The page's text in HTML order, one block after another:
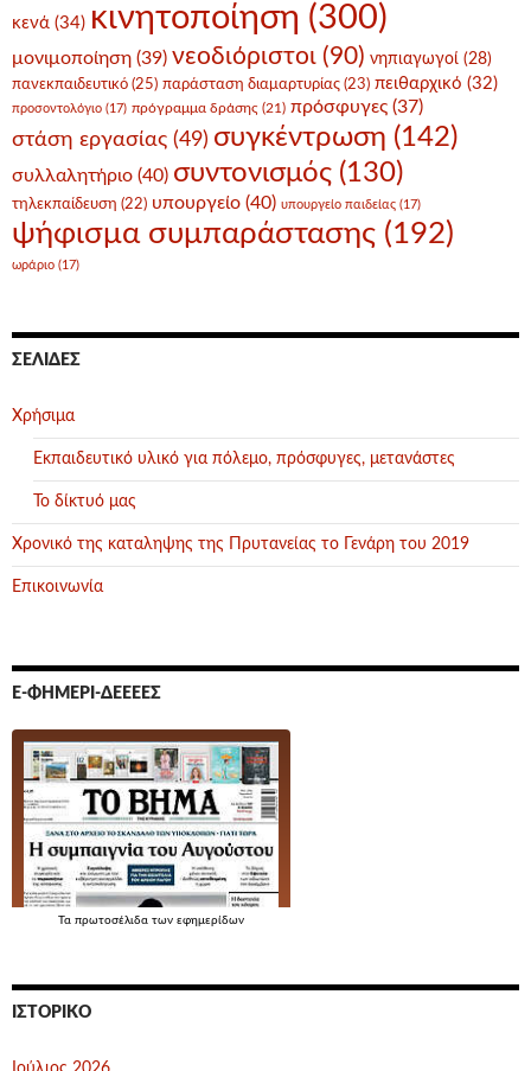
κενά (34) κινητοποίηση (300)
μονιμοποίηση (39) νεοδιόριστοι (90) νηπιαγωγοί (28)
πανεκπαιδευτικό (25) παράσταση διαμαρτυρίας (23) πειθαρχικό (32)
προσοντολόγιο (17) πρόγραμμα δράσης (21) πρόσφυγες (37)
στάση εργασίας (49) συγκέντρωση (142)
συλλαλητήριο (40) συντονισμός (130)
τηλεκπαίδευση (22) υπουργείο (40) υπουργείο παιδείας (17)
ψήφισμα συμπαράστασης (192)
ωράριο (17)
ΣΕΛΊΔΕΣ
Χρήσιμα
Εκπαιδευτικό υλικό για πόλεμο, πρόσφυγες, μετανάστες
Το δίκτυό μας
Χρονικό της καταληψης της Πρυτανείας το Γενάρη του 2019
Επικοινωνία
Ε-ΦΗΜΕΡΊ-ΔΕΕΕΕΣ
Τα πρωτοσέλιδα των εφημερίδων
ΙΣΤΟΡΙΚΌ